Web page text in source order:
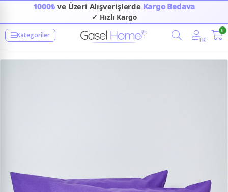
1000₺ve Üzeri Alışverişlerde Kargo Bedava
✓ Hızlı Kargo
Kategoriler
TR
0